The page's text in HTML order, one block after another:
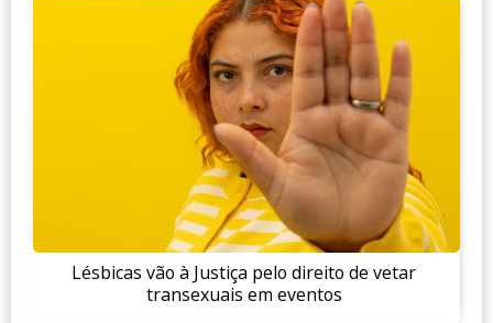
Lésbicas vão à Justiça pelo direito de vetar
transexuais em eventos